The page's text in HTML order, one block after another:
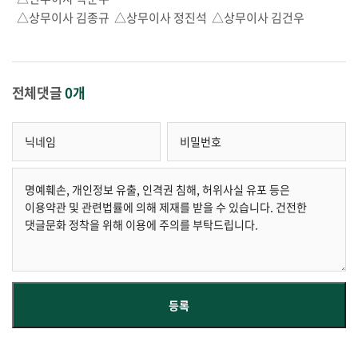
△상무이사 김종규 △상무이사 정진석 △상무이사 김건우
전체댓글0개